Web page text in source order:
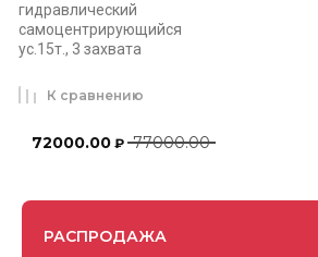
РАСПРОДАЖА
гидравлический
самоцентрирующийся
ус.15т., 3 захвата
77000.00
72000.00 ₽
К сравнению